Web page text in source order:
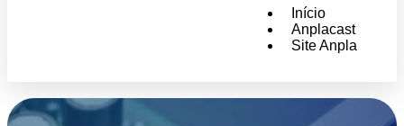
Início
Anplacast
Site Anpla